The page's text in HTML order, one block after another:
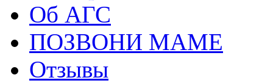
Об АГС
ПОЗВОНИ МАМЕ
Отзывы